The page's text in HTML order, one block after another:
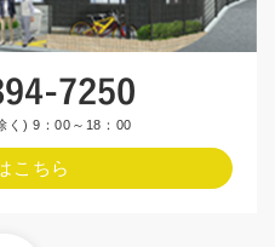
く) 9：00～18：00
こちら